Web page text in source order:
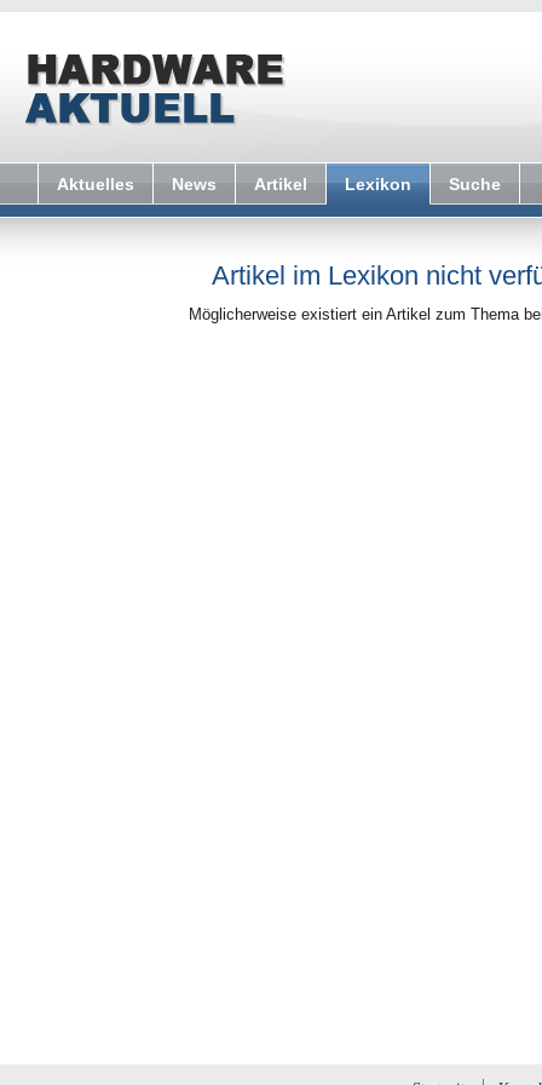
Aktuelles News Artikel Lexikon Suche
Artikel im Lexikon nicht
Möglicherweise existiert ein Artikel zum Thema